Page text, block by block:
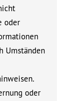
oder
Umständen
oder